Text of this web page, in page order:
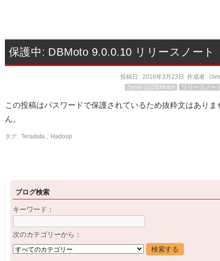
保護中: DBMoto 9.0.0.10 リリースノート
投稿日: 2016年3月23日 作成者:
Syniti (旧DBMoto)
リリースノー
この投稿はパスワードで保護されているため抜粋文はありま
ん。
タグ: Teradata , Hadoop
ブログ検索
キーワード：
次のカテゴリーから：